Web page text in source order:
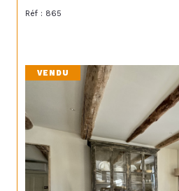
Réf : 865
VENDU